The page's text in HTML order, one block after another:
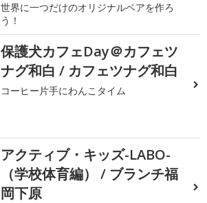
世界に一つだけのオリジナルベアを作ろ
う！
保護犬カフェDay＠カフェツ
ナグ和白 / カフェツナグ和白
コーヒー片手にわんこタイム
アクティブ・キッズ-LABO-
（学校体育編） / ブランチ福
岡下原